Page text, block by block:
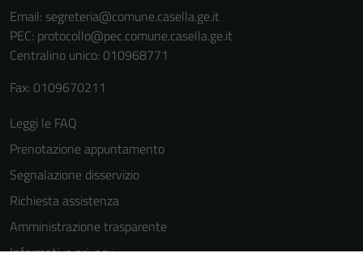
Email: segreteria@comune.casella.ge.it
PEC: protocollo@pec.comune.casella.ge.it
Centralino unico: 010968771
Fax: 0109670211
Leggi le FAQ
Prenotazione appuntamento
Segnalazione disservizio
Richiesta assistenza
Amministrazione trasparente
Informativa privacy
Questi cookie
sono
impostati da